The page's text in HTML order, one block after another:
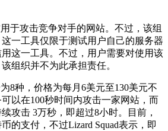
用于攻击竞争对手的网站。不过，该组
一工具仅限于测试用户自己的服务器
这一工具。不过，用户需要对使用该
组织并不为此承担责任。
为8种，价格为每月6美元至130美元不
以在100秒时间内攻击一家网站，而
攻击 3万秒，即超过8小时。目前，
的支付，不过Lizard Squad表示，即